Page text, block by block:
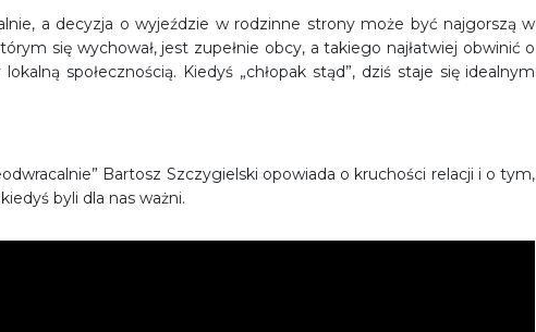
a decyzja o wyjeździe w rodzinne strony może być najgorszą w
się wychował, jest zupełnie obcy, a takiego najłatwiej obwinić o
społecznością. Kiedyś „chłopak stąd”, dziś staje się idealnym
Bartosz Szczygielski opowiada o kruchości relacji i o tym,
byli dla nas ważni.